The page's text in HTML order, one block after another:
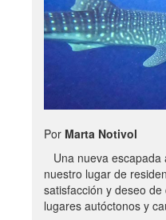
Por Marta Notivol
Una nueva escapada
nuestro lugar de
satisfacción y deseo
lugares autóctonos y